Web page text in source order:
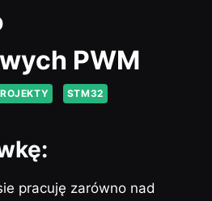
PWM
STM32
pracuję zarówno nad